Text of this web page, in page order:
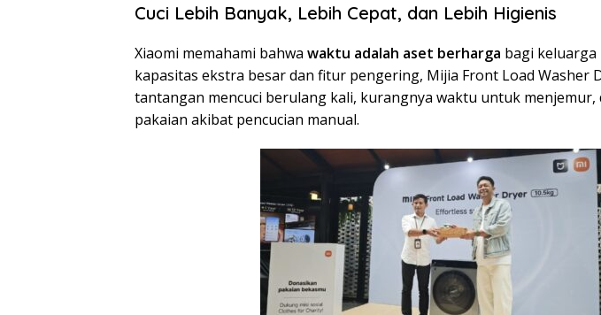
Cuci Lebih Banyak, Lebih Cepat, dan Lebih Higienis
Xiaomi memahami bahwa waktu adalah aset berharga bagi keluarga
kapasitas ekstra besar dan fitur pengering, Mijia Front Load Washer
tantangan mencuci berulang kali, kurangnya waktu untuk menjemur,
pakaian akibat pencucian manual.